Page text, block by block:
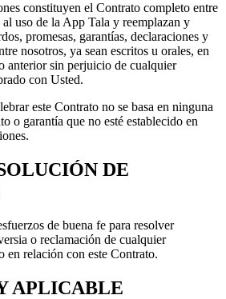
constituyen el Contrato completo entre
uso de la App Tala y reemplazan y
promesas, garantías, declaraciones y
nosotros, ya sean escritos u orales, en
anterior sin perjuicio de cualquier
con Usted.
este Contrato no se basa en ninguna
o garantía que no esté establecido en
DE
de buena fe para resolver
o reclamación de cualquier
en relación con este Contrato.
APLICABLE